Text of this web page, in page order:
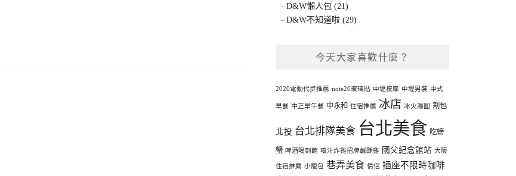
D&W懶人包 (21)
D&W不知道啦 (29)
今天大家喜歡什麼？
2020電動代步推薦 note20玻璃貼 中壢按摩 中壢男裝 中式
早餐 中正早午餐 中永和 住宿推薦 冰店 冰火湯圓 割包
北投 台北排隊美食 台北美食 吃螃
蟹 啤酒喝到飽 噴汁炸雞招牌鹹酥雞 國父紀念館站 大阪
住宿推薦 小籠包 巷弄美食 情侶 插座不限時咖啡